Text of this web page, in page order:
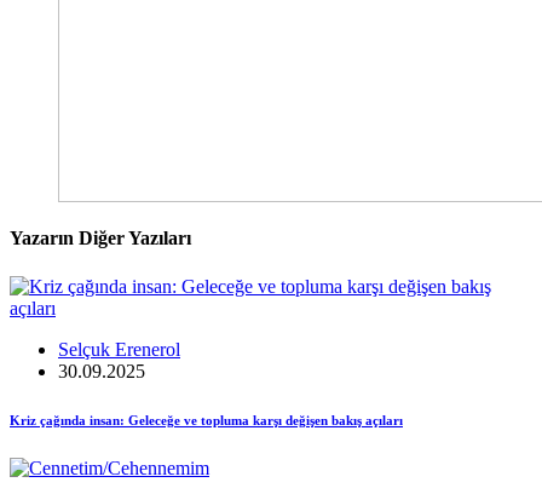
Yazarın Diğer Yazıları
Selçuk Erenerol
30.09.2025
Kriz çağında insan: Geleceğe ve topluma karşı değişen bakış açıları